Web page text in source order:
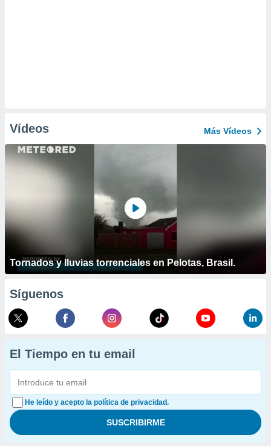
Vídeos Más Vídeos
Tornados y lluvias torrenciales en Pelotas, Brasil.
Síguenos
El Tiempo en tu email
He leído y acepto la política de privacidad.